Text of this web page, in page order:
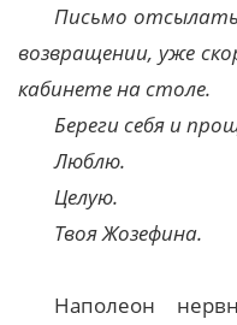
Письмо отсылать
возвращении, уже
кабинете на столе.
Береги себя и
Люблю.
Целую.
Твоя Жозефина.
Наполеон